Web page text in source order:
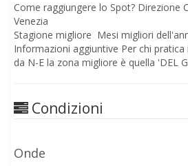
Come raggiungere lo Spot? Direzione Chioggia. S.S.Romea 309 direzione Ravenna da Venezia. A 45 Km
Venezia
Informazioni aggiuntive Per chi pratica il Kite, la zona migliore è vicino alla diga e zona Astoria. Per chi fa surf quando raffica
Condizioni
Onde